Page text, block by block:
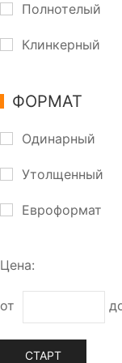
Полнотелый
Клинкерный
ФОРМАТ
Одинарный
Утолщенный
Евроформат
Цена:
от